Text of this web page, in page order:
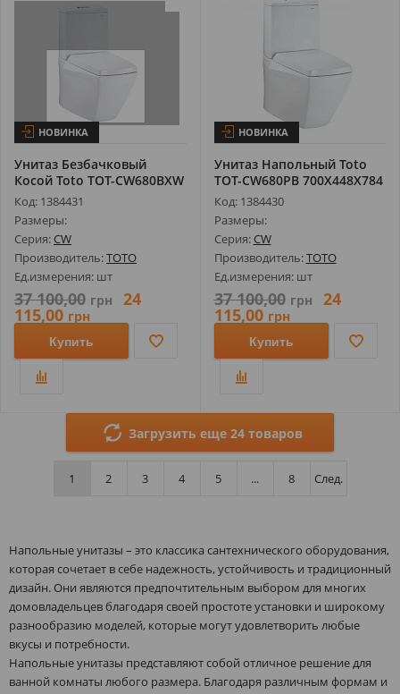
НОВИНКА
Унитаз Безбачковый
Косой Toto TOT-CW680BXW
700X448X7...
Код: 1384431
Размеры:
Серия: CW
Производитель:TOTO
Ед.измерения: шт
37 100,00 грн 24
115,00 грн
Купить
НОВИНКА
Унитаз Напольный Toto
TOT-CW680PB 700X448X784
мм Jew...
Код: 1384430
Размеры:
Серия: CW
Производитель:TOTO
Ед.измерения: шт
37 100,00 грн 24
115,00 грн
Купить
Загрузить еще 24 товаров
1 2 3 4 5 ... 8 След.
Напольные унитазы – это классика сантехнического оборудования,
которая сочетает в себе надежность, устойчивость и традиционный
дизайн. Они являются предпочтительным выбором для многих
домовладельцев благодаря своей простоте установки и широкому
разнообразию моделей, которые могут удовлетворить любые
вкусы и потребности.
Напольные унитазы представляют собой отличное решение для
ванной комнаты любого размера. Благодаря различным формам и